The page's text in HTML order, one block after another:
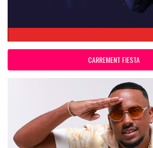
CARREMENT FIESTA